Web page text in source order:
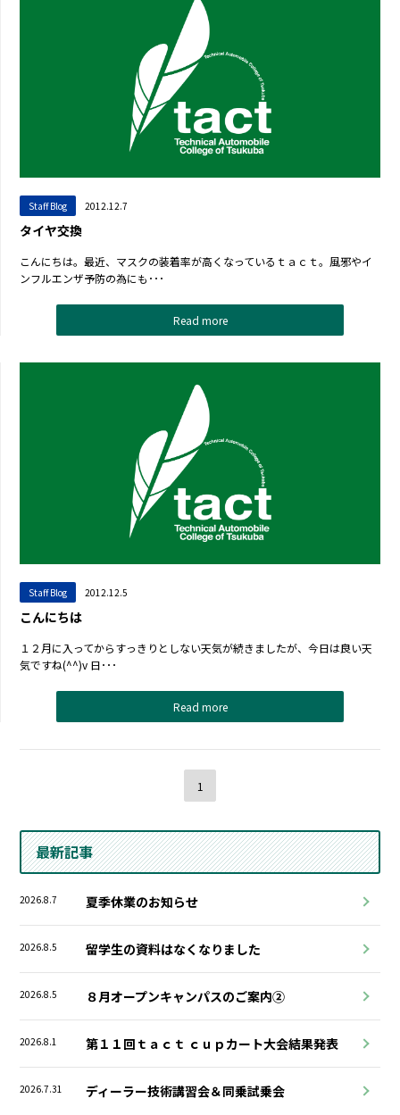
Staff Blog 2012.12.7
タイヤ交換
こんにちは。最近、マスクの装着率が高くなっているｔａｃｔ。風邪やイ
ンフルエンザ予防の為にも･･･
Read more
Staff Blog 2012.12.5
こんにちは
１２月に入ってからすっきりとしない天気が続きましたが、今日は良い天
気ですね(^^)v 日･･･
Read more
1
最新記事
2026.8.7 夏季休業のお知らせ
2026.8.5 留学生の資料はなくなりました
2026.8.5 ８月オープンキャンパスのご案内②
2026.8.1 第１１回ｔａｃｔ ｃｕｐカート大会結果発表
2026.7.31 ディーラー技術講習会＆同乗試乗会